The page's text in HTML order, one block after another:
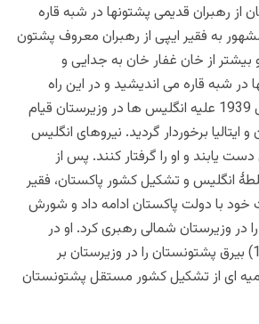
از رهبران قدیمی پشتونها در شبه قاره
به فقیر ایپی از رهبران معروف پشتون
بیشتر از خان غفار خان به جدایی و
در شبه قاره می اندیشید و در این راه
مبارزه میکرد. او در سال 1939 علیه انگلیس ها در وزیرستان قیام
ایتالیا برخوردار گردید. نیروهای انگلیس
دست یابند و او را گرفتار کنند. پس از
انگلیس و تشکیل کشور پاکستان، فقیر
خود با دولت پاکستان ادامه داد و شورش
در وزیرستان شمالی رهبری کرد. او در
فبروری 1950(دلو 1328) بیرق پشتونستان را در وزیرستان بر
ای از تشکیل کشور مستقل پشتونستان